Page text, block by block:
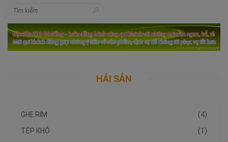
HẢI SẢN
(4)
GHẸ RIM
(1)
TÉP KHÔ